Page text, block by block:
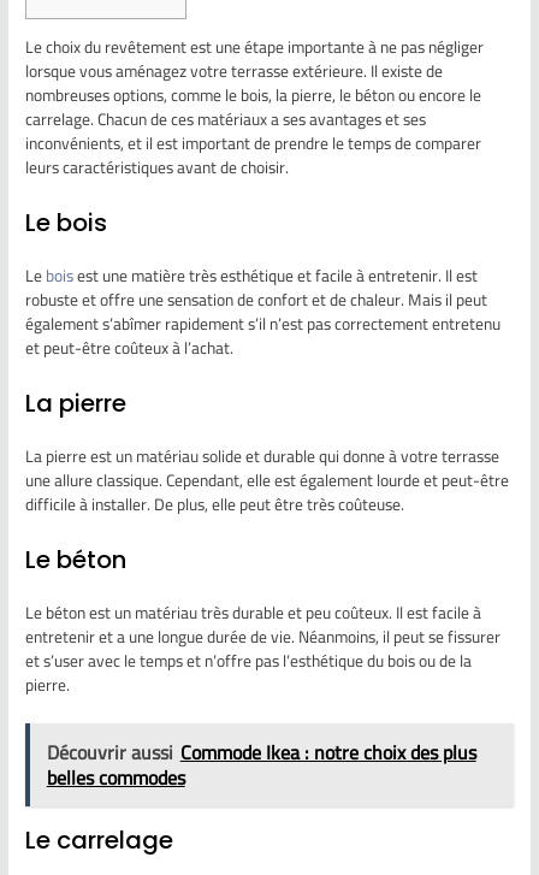
Le choix du revêtement est une étape importante à ne pas négliger
lorsque vous aménagez votre terrasse extérieure. Il existe de
nombreuses options, comme le bois, la pierre, le béton ou encore le
carrelage. Chacun de ces matériaux a ses avantages et ses
inconvénients, et il est important de prendre le temps de comparer
leurs caractéristiques avant de choisir.
Le bois
Leboisest une matière très esthétique et facile à entretenir. Il est
robuste et offre une sensation de confort et de chaleur. Mais il peut
également s’abîmer rapidement s’il n’est pas correctement entretenu
et peut-être coûteux à l’achat.
La pierre
La pierre est un matériau solide et durable qui donne à votre terrasse
une allure classique. Cependant, elle est également lourde et peut-être
difficile à installer. De plus, elle peut être très coûteuse.
Le béton
Le béton est un matériau très durable et peu coûteux. Il est facile à
entretenir et a une longue durée de vie. Néanmoins, il peut se fissurer
et s’user avec le temps et n’offre pas l’esthétique du bois ou de la
pierre.
Découvrir aussi Commode Ikea : notre choix des plus
belles commodes
Le carrelage